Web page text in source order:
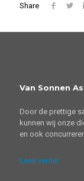
Share
Van Sonnen
Door de prettige
kunnen wij onze
en ook
Lees verder